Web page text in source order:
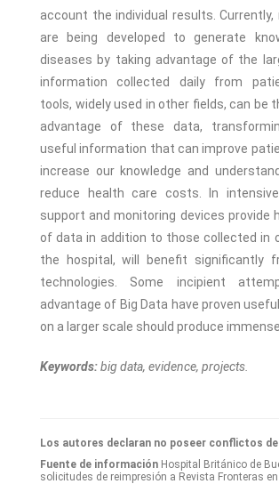
account the individual results. Currently,
are being developed to generate
diseases by taking advantage of the
information collected daily from
tools, widely used in other fields, can be
advantage of these data,
useful information that can improve
increase our knowledge and
reduce health care costs. In
support and monitoring devices provide
of data in addition to those collected in
the hospital, will benefit significantly
technologies. Some incipient
advantage of Big Data have proven
on a larger scale should produce
Keywords:big data, evidence, projects.
Los autores declaran no poseer conflictos
Fuente de información Hospital Británico de
solicitudes de reimpresión a Revista Fronteras